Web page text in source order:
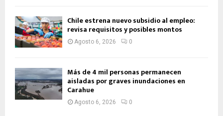
Chile estrena nuevo subsidio al empleo:
revisa requisitos y posibles montos
Agosto 6, 2026 0
Más de 4 mil personas permanecen
aisladas por graves inundaciones en
Carahue
Agosto 6, 2026 0